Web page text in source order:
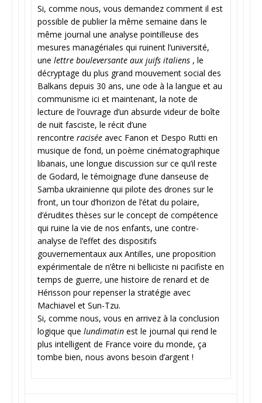
Si, comme nous, vous demandez comment il est
possible de publier la même semaine dans le
même journal une analyse pointilleuse des
mesures managériales qui ruinent l’université,
une lettre bouleversante aux juifs italiens , le
décryptage du plus grand mouvement social des
Balkans depuis 30 ans, une ode à la langue et au
communisme ici et maintenant, la note de
lecture de l’ouvrage d’un absurde videur de boîte
de nuit fasciste, le récit d’une
rencontre racisée avec Fanon et Despo Rutti en
musique de fond, un poème cinématographique
libanais, une longue discussion sur ce qu’il reste
de Godard, le témoignage d’une danseuse de
Samba ukrainienne qui pilote des drones sur le
front, un tour d’horizon de l’état du polaire,
d’érudites thèses sur le concept de compétence
qui ruine la vie de nos enfants, une contre-
analyse de l’effet des dispositifs
gouvernementaux aux Antilles, une proposition
expérimentale de n’être ni belliciste ni pacifiste en
temps de guerre, une histoire de renard et de
Hérisson pour repenser la stratégie avec
Machiavel et Sun-Tzu.
Si, comme nous, vous en arrivez à la conclusion
logique que lundimatin est le journal qui rend le
plus intelligent de France voire du monde, ça
tombe bien, nous avons besoin d’argent !